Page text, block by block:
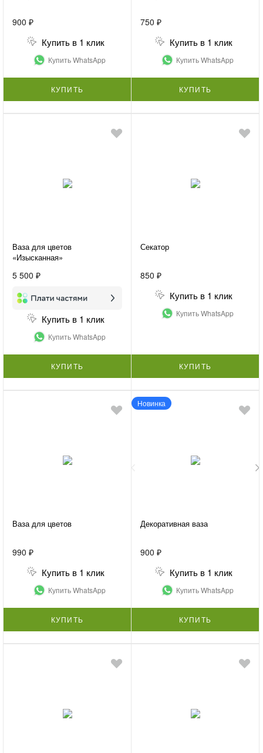
900 ₽
Купить в 1 клик
Купить WhatsApp
КУПИТЬ
750 ₽
Купить в 1 клик
Купить WhatsApp
КУПИТЬ
Ваза для цветов
«Изысканная»
5 500 ₽
Купить в 1 клик
Купить WhatsApp
КУПИТЬ
Секатор
850 ₽
Купить в 1 клик
Купить WhatsApp
КУПИТЬ
Ваза для цветов
990 ₽
Купить в 1 клик
Купить WhatsApp
КУПИТЬ
Новинка
Декоративная ваза
900 ₽
Купить в 1 клик
Купить WhatsApp
КУПИТЬ